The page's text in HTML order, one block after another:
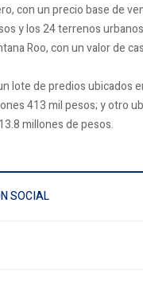
con un precio base de
y los 24 terrenos
Roo, con un valor de
lote de predios ubicados
413 mil pesos; y otro
millones de pesos.
SOCIAL